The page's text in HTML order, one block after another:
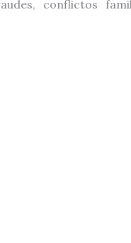
conflictos